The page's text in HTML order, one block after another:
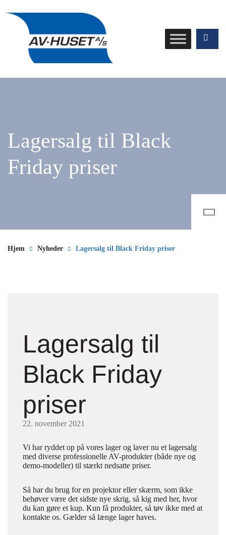
Lagersalg til Black
Friday priser
Hjem Nyheder Lagersalg til Black Friday priser
Lagersalg til
Black Friday
priser
22. november 2021
Vi har ryddet op på vores lager og laver nu et lagersalg
med diverse professionelle AV-produkter (både nye og
demo-modeller) til stærkt nedsatte priser.
Så har du brug for en projektor eller skærm, som ikke
behøver være det sidste nye skrig, så kig med her, hvor
du kan gøre et kup. Kun få produkter, så tøv ikke med at
kontakte os. Gælder så længe lager haves.